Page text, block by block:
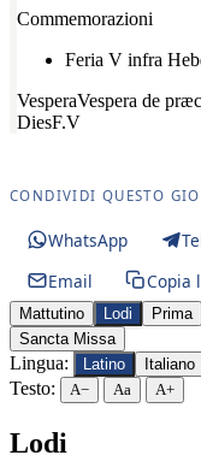
Commemorazioni
Feria V infra
VesperaVespera de
DiesF.V
CONDIVIDI QUESTO
WhatsApp
Email
Copia
Mattutino Lodi Prima
Sancta Missa
Lingua: Latino Italiano
Testo: A− Aa A+
Lodi